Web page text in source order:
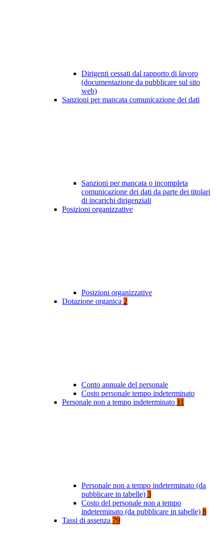
Dirigenti cessati dal rapporto di lavoro
(documentazione da pubblicare sul sito
web)
Sanzioni per mancata comunicazione dei dati
Sanzioni per mancata o incompleta
comunicazione dei dati da parte dei titolari
di incarichi dirigenziali
Posizioni organizzative
Posizioni organizzative
Dotazione organica 2
Conto annuale del personale
Costo personale tempo indeterminato
Personale non a tempo indeterminato 11
Personale non a tempo indeterminato (da
pubblicare in tabelle) 3
Costo del personale non a tempo
indeterminato (da pubblicare in tabelle) 8
Tassi di assenza 79